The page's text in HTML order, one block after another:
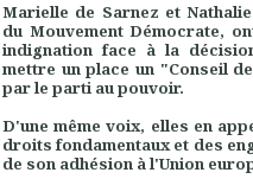
Marielle de Sarnez et
du Mouvement Démocrate,
indignation face à la
mettre un place un "Conseil
par le parti au pouvoir.
D'une même voix, elles en
droits fondamentaux et des
de son adhésion à l'Union